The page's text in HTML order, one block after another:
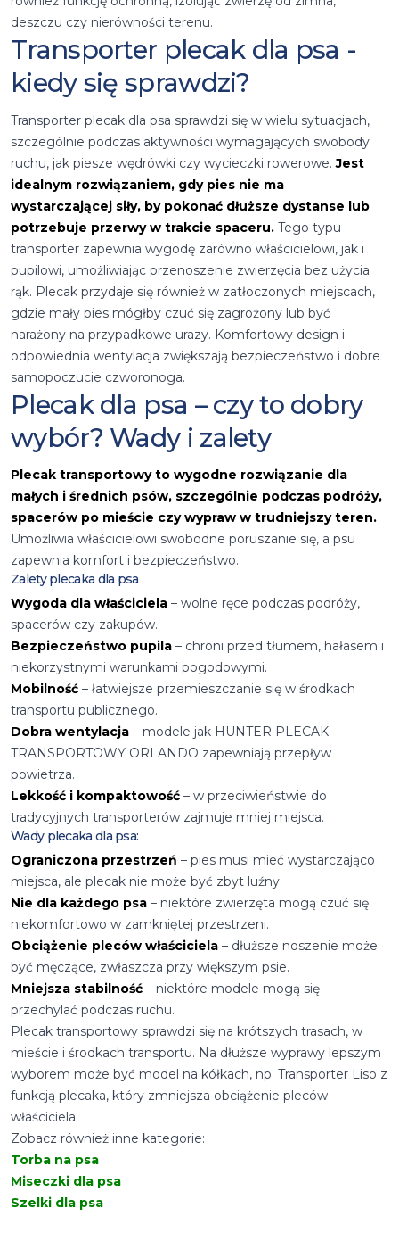
deszczu czy nierówności terenu.
Transporter plecak dla psa -
kiedy się sprawdzi?
Transporter plecak dla psa sprawdzi się w wielu sytuacjach,
szczególnie podczas aktywności wymagających swobody
ruchu, jak piesze wędrówki czy wycieczki rowerowe.Jest
idealnym rozwiązaniem, gdy pies nie ma
wystarczającej siły, by pokonać dłuższe dystanse lub
potrzebuje przerwy w trakcie spaceru. Tego typu
transporter zapewnia wygodę zarówno właścicielowi, jak i
pupilowi, umożliwiając przenoszenie zwierzęcia bez użycia
rąk. Plecak przydaje się również w zatłoczonych miejscach,
gdzie mały pies mógłby czuć się zagrożony lub być
narażony na przypadkowe urazy. Komfortowy design i
odpowiednia wentylacja zwiększają bezpieczeństwo i dobre
samopoczucie czworonoga.
Plecak dla psa – czy to dobry
wybór? Wady i zalety
Plecak transportowy to wygodne rozwiązanie dla
małych i średnich psów, szczególnie podczas podróży,
spacerów po mieście czy wypraw w trudniejszy teren.
Umożliwia właścicielowi swobodne poruszanie się, a psu
zapewnia komfort i bezpieczeństwo.
Zalety plecaka dla psa
Wygoda dla właściciela – wolne ręce podczas podróży,
spacerów czy zakupów.
Bezpieczeństwo pupila – chroni przed tłumem, hałasem i
niekorzystnymi warunkami pogodowymi.
Mobilność – łatwiejsze przemieszczanie się w środkach
transportu publicznego.
Dobra wentylacja – modele jak HUNTER PLECAK
TRANSPORTOWY ORLANDO zapewniają przepływ
powietrza.
Lekkość i kompaktowość – w przeciwieństwie do
tradycyjnych transporterów zajmuje mniej miejsca.
Wady plecaka dla psa:
Ograniczona przestrzeń – pies musi mieć wystarczająco
miejsca, ale plecak nie może być zbyt luźny.
Nie dla każdego psa – niektóre zwierzęta mogą czuć się
niekomfortowo w zamkniętej przestrzeni.
Obciążenie pleców właściciela – dłuższe noszenie może
być męczące, zwłaszcza przy większym psie.
Mniejsza stabilność – niektóre modele mogą się
przechylać podczas ruchu.
Plecak transportowy sprawdzi się na krótszych trasach, w
mieście i środkach transportu. Na dłuższe wyprawy lepszym
wyborem może być model na kółkach, np. Transporter Liso z
funkcją plecaka, który zmniejsza obciążenie pleców
właściciela.
Zobacz również inne kategorie:
Torba na psa
Miseczki dla psa
Szelki dla psa